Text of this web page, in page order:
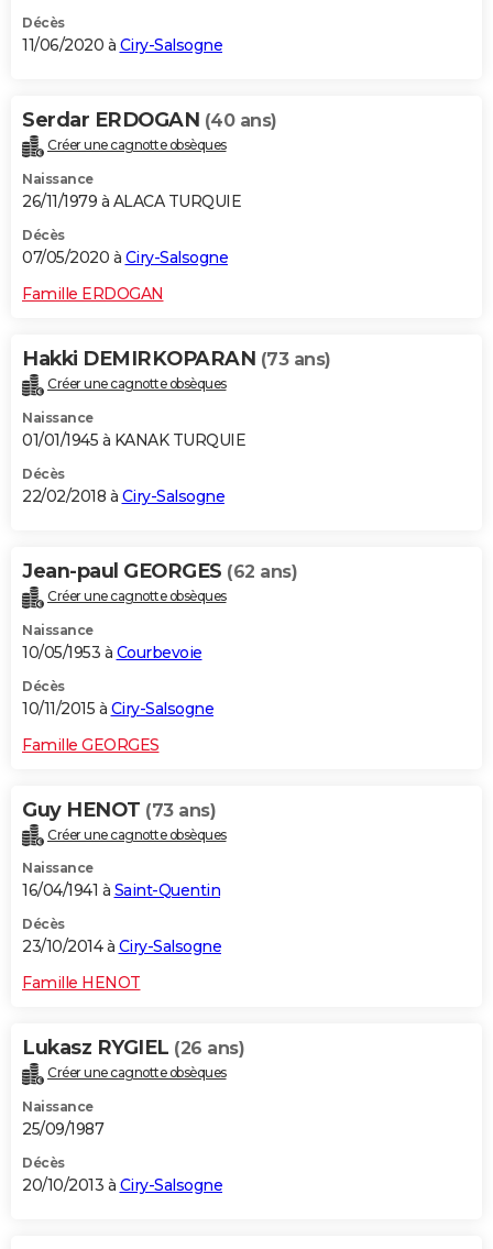
Décès
11/06/2020 à Ciry-Salsogne
Serdar ERDOGAN (40 ans)
Créer une cagnotte obsèques
Naissance
26/11/1979 à ALACA TURQUIE
Décès
07/05/2020 à Ciry-Salsogne
Famille ERDOGAN
Hakki DEMIRKOPARAN (73 ans)
Créer une cagnotte obsèques
Naissance
01/01/1945 à KANAK TURQUIE
Décès
22/02/2018 à Ciry-Salsogne
Jean-paul GEORGES (62 ans)
Créer une cagnotte obsèques
Naissance
10/05/1953 à Courbevoie
Décès
10/11/2015 à Ciry-Salsogne
Famille GEORGES
Guy HENOT (73 ans)
Créer une cagnotte obsèques
Naissance
16/04/1941 à Saint-Quentin
Décès
23/10/2014 à Ciry-Salsogne
Famille HENOT
Lukasz RYGIEL (26 ans)
Créer une cagnotte obsèques
Naissance
25/09/1987
Décès
20/10/2013 à Ciry-Salsogne